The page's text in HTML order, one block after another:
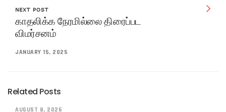
NEXT POST
காதலிக்க நேரமில்லை திரைப்பட
விமர்சனம்
JANUARY 15, 2025
Related Posts
AUGUST 8, 2026